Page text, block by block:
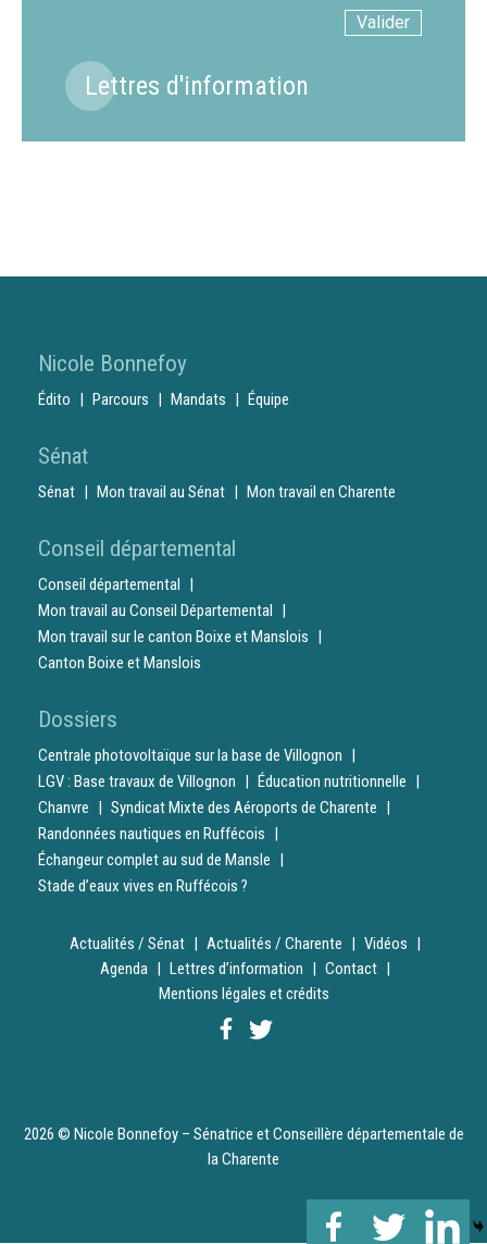
Lettres d'information
Nicole Bonnefoy
Édito Parcours Mandats Équipe
Sénat
Sénat Mon travail au Sénat Mon travail en Charente
Conseil départemental
Conseil départemental
Mon travail au Conseil Départemental
Mon travail sur le canton Boixe et Manslois
Canton Boixe et Manslois
Dossiers
Centrale photovoltaïque sur la base de Villognon
LGV : Base travaux de Villognon
Éducation nutritionnelle
Chanvre
Syndicat Mixte des Aéroports de Charente
Randonnées nautiques en Ruffécois
Échangeur complet au sud de Mansle
Stade d’eaux vives en Ruffécois ?
Actualités / Sénat Actualités / Charente
Vidéos
Agenda
Lettres d’information
Contact
Mentions légales et crédits
2026 © Nicole Bonnefoy – Sénatrice et Conseillère départementale de
la Charente